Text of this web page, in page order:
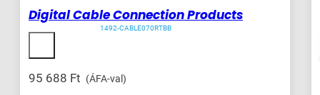
Digital Cable Connection Products
1492-CABLE070RTBB
95 688 Ft (ÁFA-val)